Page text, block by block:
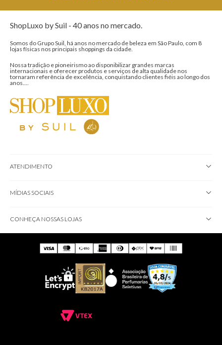
ShopLuxo by Suil - 40 anos no mercado.
Somos do Grupo Suil, há anos no mercado de beleza em São Paulo, com 8
lojas físicas nos principais shoppings da cidade.
Nossa tradição e pioneirismo ao disponibilizar grandes marcas
internacionais e oferecer produtos e serviços de alta qualidade nos
tornaram referência de excelência, conquistando clientes fiéis ao longo dos
anos....
ATENDIMENTO
MÍDIAS SOCIAIS
CONHEÇA NOSSAS LOJAS